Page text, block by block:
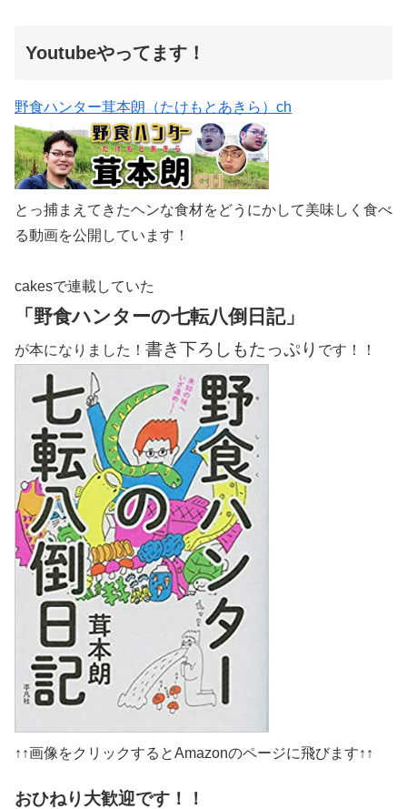
Youtubeやってます！
野食ハンター茸本朗（たけもとあきら）ch
とっ捕まえてきたヘンな食材をどうにかして美味しく食べ
る動画を公開しています！
cakesで連載していた
「野食ハンターの七転八倒日記」
が本になりました！ 書き下ろしもたっぷり です！！
↑↑画像をクリックするとAmazonのページに飛びます↑↑
おひねり大歓迎です！！